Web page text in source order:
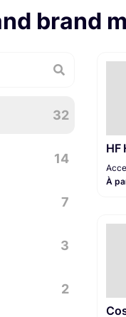
brand
32
14
13
7
6
1
3
3
2
HF
À